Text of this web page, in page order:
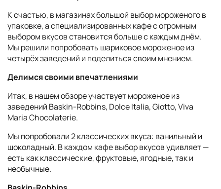
К счастью, в магазинах большой выбор мороженого в
упаковке, а специализированных кафе с огромным
выбором вкусов становится больше с каждым днём.
Мы решили попробовать шариковое мороженое из
четырёх заведений и поделиться своим мнением.
Делимся своими впечатлениями
Итак, в нашем обзоре участвует мороженое из
заведений Baskin-Robbins, Dolce Italia, Giotto, Viva
Maria Chocolaterie.
Мы попробовали 2 классических вкуса: ванильный и
шоколадный. В каждом кафе выбор вкусов удивляет —
есть как классические, фруктовые, ягодные, так и
необычные.